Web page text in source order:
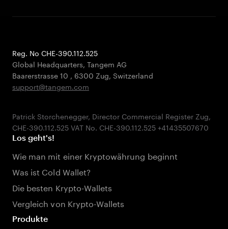
Reg. No CHE-390.112.525
Global Headquarters, Tangem AG
Baarerstrasse 10 , 6300 Zug, Switzerland
support@tangem.com
Patrick Storchenegger, Director Commercial Register Zug,
Los geht's!
Wie man mit einer Kryptowährung beginnt
Was ist Cold Wallet?
Die besten Krypto-Wallets
Vergleich von Krypto-Wallets
Produkte